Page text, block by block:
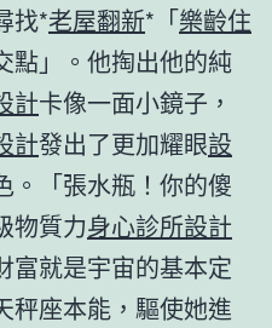
找*老屋翻新*「樂齡住
點」。他掏出他的純
計卡像一面小鏡子，
計發出了更加耀眼設
。「張水瓶！你的傻
物質力身心診所設計
富就是宇宙的基本定
秤座本能，驅使她進